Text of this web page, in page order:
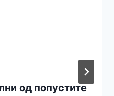
од попустите